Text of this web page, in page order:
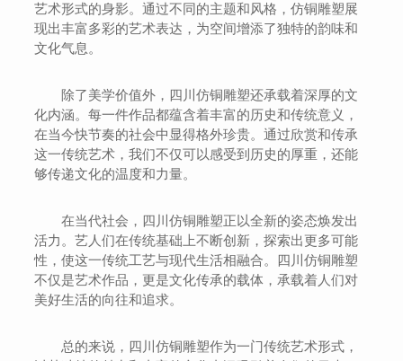
艺术形式的身影。通过不同的主题和风格，仿铜雕塑展
现出丰富多彩的艺术表达，为空间增添了独特的韵味和
文化气息。
除了美学价值外，四川仿铜雕塑还承载着深厚的文
化内涵。每一件作品都蕴含着丰富的历史和传统意义，
在当今快节奏的社会中显得格外珍贵。通过欣赏和传承
这一传统艺术，我们不仅可以感受到历史的厚重，还能
够传递文化的温度和力量。
在当代社会，四川仿铜雕塑正以全新的姿态焕发出
活力。艺人们在传统基础上不断创新，探索出更多可能
性，使这一传统工艺与现代生活相融合。四川仿铜雕塑
不仅是艺术作品，更是文化传承的载体，承载着人们对
美好生活的向往和追求。
总的来说，四川仿铜雕塑作为一门传统艺术形式，